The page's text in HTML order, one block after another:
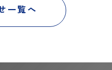
一覧へ